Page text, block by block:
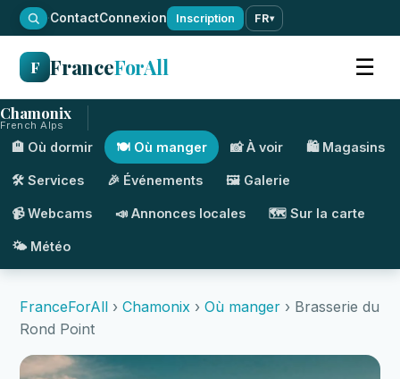
·ContactConnexion Inscription FR▾
F FranceForAll ☰
Chamonix
French Alps
🏨 Où dormir 🍽️ Où manger 📸 À voir 🛍️ Magasins
🛠️ Services 🎉 Événements 🖼️ Galerie
📹 Webcams 📣 Annonces locales 🗺️ Sur la carte
🌤️ Météo
FranceForAll › Chamonix › Où manger › Brasserie du
Rond Point